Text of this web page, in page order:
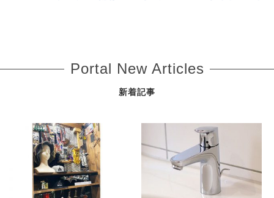
Portal New Articles
新着記事